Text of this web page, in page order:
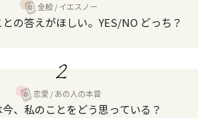
全般 イエスノー
の答えがほしい。YES/NO どっち？
2
恋愛 あの人の本音
今、私のことをどう思っている？